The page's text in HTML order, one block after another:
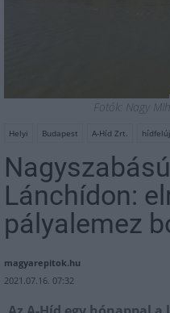
Fotók: Nagy
Helyi Budapest A-Híd Zrt.
Lánchídon:
pályalemez
magyarepitok.hu
2021.07.16. 07:32